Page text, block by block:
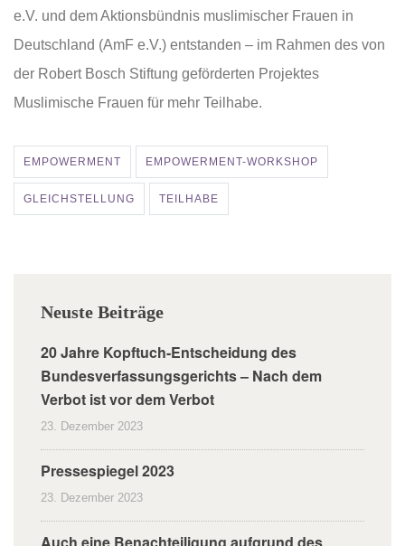
e.V. und dem Aktionsbündnis muslimischer Frauen in
Deutschland (AmF e.V.) entstanden – im Rahmen des von
der Robert Bosch Stiftung geförderten Projektes
Muslimische Frauen für mehr Teilhabe.
EMPOWERMENT EMPOWERMENT-WORKSHOP
GLEICHSTELLUNG TEILHABE
Neuste Beiträge
20 Jahre Kopftuch-Entscheidung des
Bundesverfassungsgerichts – Nach dem
Verbot ist vor dem Verbot
23. Dezember 2023
Pressespiegel 2023
23. Dezember 2023
Auch eine Benachteiligung aufgrund des